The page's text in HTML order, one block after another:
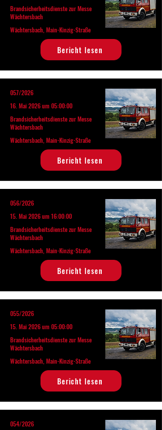
Brandsicherheitsdienste zur Messe
Wächtersbach
Wächtersbach, Main-Kinzig-Straße
Bericht lesen
057/2026
16. Mai 2026 um 05:00:00
Brandsicherheitsdienste zur Messe
Wächtersbach
Wächtersbach, Main-Kinzig-Straße
Bericht lesen
056/2026
15. Mai 2026 um 16:00:00
Brandsicherheitsdienste zur Messe
Wächtersbach
Wächtersbach, Main-Kinzig-Straße
Bericht lesen
055/2026
15. Mai 2026 um 05:00:00
Brandsicherheitsdienste zur Messe
Wächtersbach
Wächtersbach, Main-Kinzig-Straße
Bericht lesen
054/2026